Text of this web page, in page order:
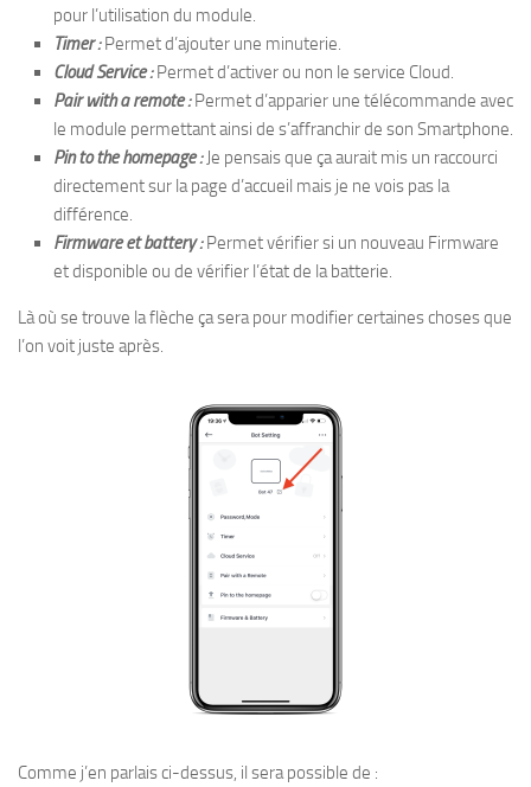
pour l’utilisation du module.
Timer :Permet d’ajouter une minuterie.
Cloud Service :Permet d’activer ou non le service Cloud.
Pair with a remote :Permet d’apparier une télécommande avec
le module permettant ainsi de s’affranchir de son Smartphone.
Pin to the homepage :Je pensais que ça aurait mis un raccourci
directement sur la page d’accueil mais je ne vois pas la
différence.
Firmware et battery :Permet vérifier si un nouveau Firmware
et disponible ou de vérifier l’état de la batterie.
Là où se trouve la flèche ça sera pour modifier certaines choses que
l’on voit juste après.
Comme j’en parlais ci-dessus, il sera possible de :